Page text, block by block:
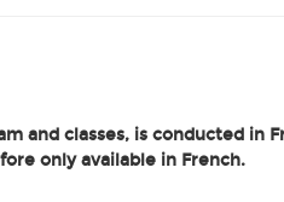
and classes, is conducted in
only available in French.